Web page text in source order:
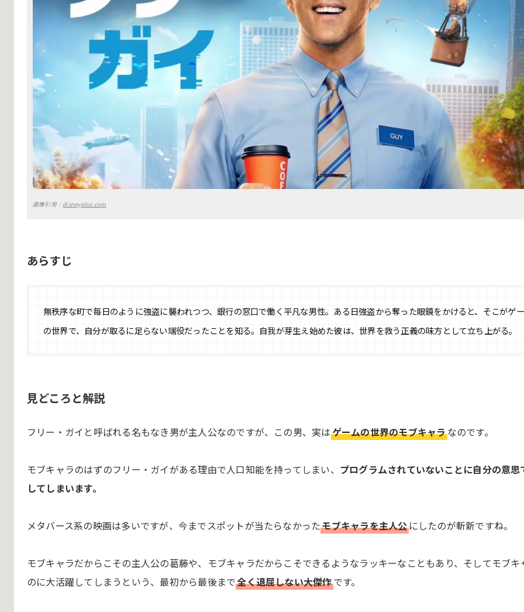
画像引用： disneyplus.com
あらすじ
無秩序な町で毎日のように強盗に襲われつつ、銀行の窓口で働く平凡な男性。ある日強盗から奪った眼鏡をかけると、そこがゲ
の世界で、自分が取るに足らない端役だったことを知る。自我が芽生え始めた彼は、世界を救う正義の味方として立ち上がる。
見どころと解説
フリー・ガイと呼ばれる名もなき男が主人公なのですが、この男、実はゲームの世界のモブキャラなのです。
モブキャラのはずのフリー・ガイがある理由で人口知能を持ってしまい、 プログラムされていないことに自分の意思
してしまいます。
メタバース系の映画は多いですが、今までスポットが当たらなかったモブキャラを主人公にしたのが斬新ですね。
モブキャラだからこその主人公の葛藤や、モブキャラだからこそできるようなラッキーなこともあり、そしてモブキ
のに大活躍してしまうという、最初から最後まで全く退屈しない大傑作です。